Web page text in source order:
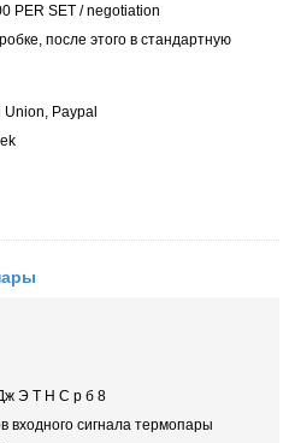
PER SET / negotiation
после этого в стандартную
Union, Paypal
Э Т Н С р б 8
входного сигнала термопары